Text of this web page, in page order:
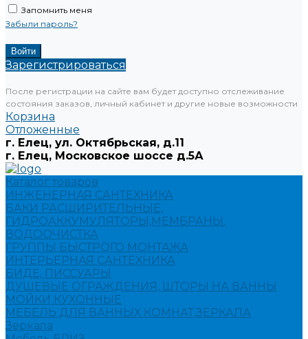
Запомнить меня
Забыли пароль?
Зарегистрироваться
После регистрации на сайте вам будет доступно отслеживание
состояния заказов, личный кабинет и другие новые возможности
Корзина
Отложенные
г. Елец, ул. Октябрьская, д.11
г. Елец, Московское шоссе д.5А
Каталог товаров
ИНЖЕНЕРНАЯ САНТЕХНИКА
БАКИ РАСШИРИТЕЛЬНЫЕ,
ГИДРОАККУМУЛЯТОРЫ,МЕМБРАНЫ.
ВОДООЧИСТКА
ГРУППЫ БЫСТРОГО МОНТАЖА
ИНТЕРЬЕРНАЯ САНТЕХНИКА
БИДЕ, ПИССУАРЫ
ДУШЕВЫЕ ОГРАЖДЕНИЯ, ШТОРЫ НА ВАННЫ
МОЙКИ КУХОННЫЕ
МЕБЕЛЬ ДЛЯ ВАННЫХ КОМНАТ,ЗЕРКАЛА
Зеркала